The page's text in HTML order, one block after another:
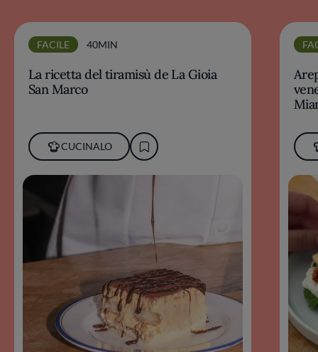
FACILE 40MIN
La ricetta del tiramisù de La Gioia
San Marco
CUCINALO